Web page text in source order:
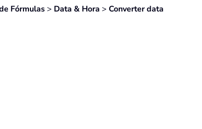
Fórmulas > Data & Hora > Converter data